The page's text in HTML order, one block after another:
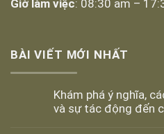
Giờ làm việc: 08:30 am –
BÀI VIẾT MỚI NHẤT
Khám phá ý nghĩa,
và sự tác động đến